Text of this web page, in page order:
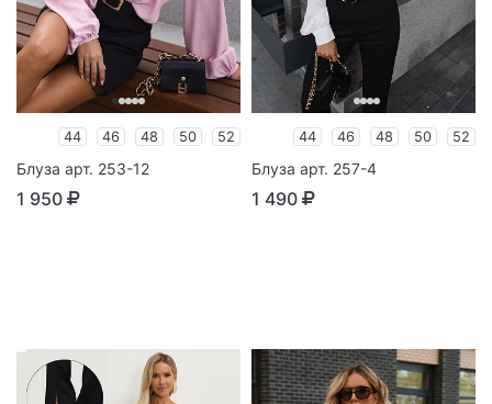
44 46 48 50 52
Блуза арт. 253-12
1 950
44 46 48 50 52
Блуза арт. 257-4
1 490